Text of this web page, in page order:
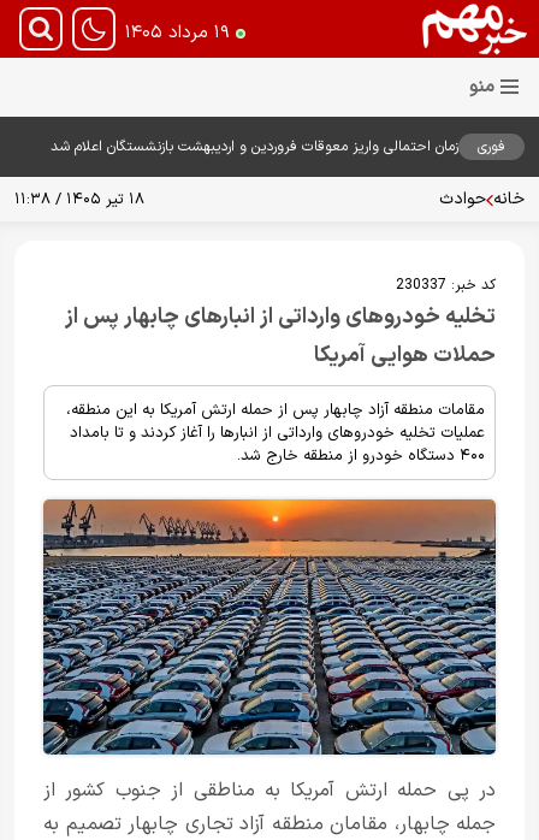
۱۹ مرداد ۱۴۰۵
فوری زمان احتمالی واریز معوقات فروردین و اردیبهشت بازنشستگان اعلام شد
خانه حوادث ۱۸ تیر ۱۴۰۵ / ۱۱:۳۸
کد خبر: 230337
تخلیه خودروهای وارداتی از انبارهای چابهار پس از
حملات هوایی آمریکا
مقامات منطقه آزاد چابهار پس از حمله ارتش آمریکا به این منطقه،
عملیات تخلیه خودروهای وارداتی از انبارها را آغاز کردند و تا بامداد
۴۰۰ دستگاه خودرو از منطقه خارج شد.
در پی حمله ارتش آمریکا به مناطقی از جنوب کشور از
جمله چابهار، مقامان منطقه آزاد تجاری چابهار تصمیم به